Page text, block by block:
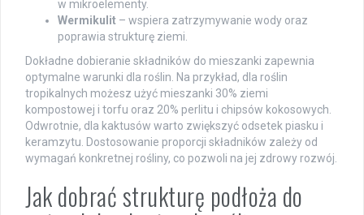
w mikroelementy.
Wermikulit – wspiera zatrzymywanie wody oraz
poprawia strukturę ziemi.
Dokładne dobieranie składników do mieszanki zapewnia
optymalne warunki dla roślin. Na przykład, dla roślin
tropikalnych możesz użyć mieszanki 30% ziemi
kompostowej i torfu oraz 20% perlitu i chipsów kokosowych.
Odwrotnie, dla kaktusów warto zwiększyć odsetek piasku i
keramzytu. Dostosowanie proporcji składników zależy od
wymagań konkretnej rośliny, co pozwoli na jej zdrowy rozwój.
Jak dobrać strukturę podłoża do